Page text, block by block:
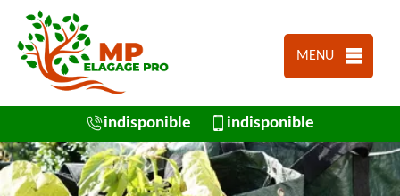
MENU
indisponible indisponible